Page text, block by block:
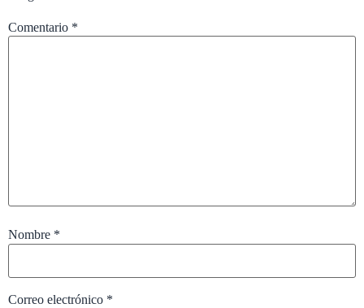
Comentario *
Nombre *
Correo electrónico *